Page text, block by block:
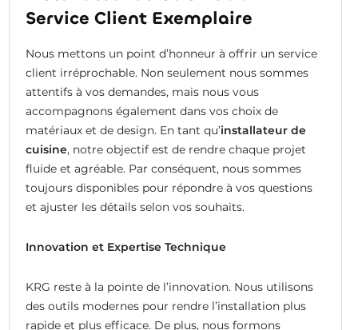
Service Client Exemplaire
Nous mettons un point d’honneur à offrir un service
client irréprochable. Non seulement nous sommes
attentifs à vos demandes, mais nous vous
accompagnons également dans vos choix de
matériaux et de design. En tant qu’installateur de
cuisine, notre objectif est de rendre chaque projet
fluide et agréable. Par conséquent, nous sommes
toujours disponibles pour répondre à vos questions
et ajuster les détails selon vos souhaits.
Innovation et Expertise Technique
KRG reste à la pointe de l’innovation. Nous utilisons
des outils modernes pour rendre l’installation plus
rapide et plus efficace. De plus, nous formons